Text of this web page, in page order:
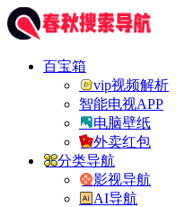
百宝箱
vip视频解析
智能电视APP
电脑壁纸
外卖红包
分类导航
影视导航
AI导航